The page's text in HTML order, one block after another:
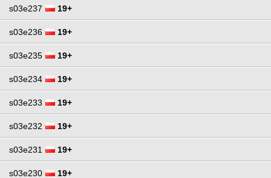
s03e237 19+
s03e236 19+
s03e235 19+
s03e234 19+
s03e233 19+
s03e232 19+
s03e231 19+
s03e230 19+